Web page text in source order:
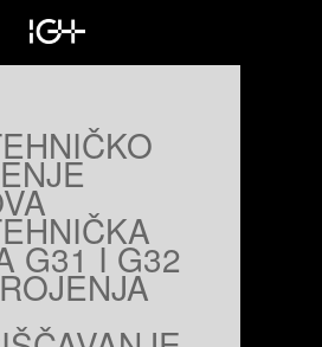
G31 I G32